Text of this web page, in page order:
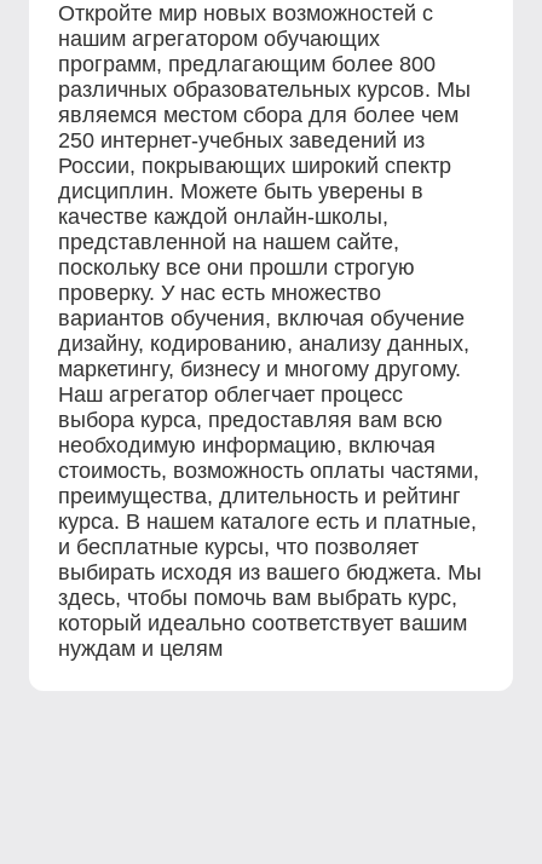
Откройте мир новых возможностей с
нашим агрегатором обучающих
программ, предлагающим более 800
различных образовательных курсов. Мы
являемся местом сбора для более чем
250 интернет-учебных заведений из
России, покрывающих широкий спектр
дисциплин. Можете быть уверены в
качестве каждой онлайн-школы,
представленной на нашем сайте,
поскольку все они прошли строгую
проверку. У нас есть множество
вариантов обучения, включая обучение
дизайну, кодированию, анализу данных,
маркетингу, бизнесу и многому другому.
Наш агрегатор облегчает процесс
выбора курса, предоставляя вам всю
необходимую информацию, включая
стоимость, возможность оплаты частями,
преимущества, длительность и рейтинг
курса. В нашем каталоге есть и платные,
и бесплатные курсы, что позволяет
выбирать исходя из вашего бюджета. Мы
здесь, чтобы помочь вам выбрать курс,
который идеально соответствует вашим
нуждам и целям